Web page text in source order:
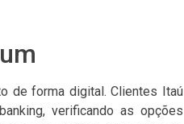
de forma digital. Clientes Itaú
verificando as opções